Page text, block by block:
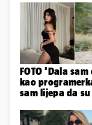
FOTO 'Dala sam
kao
sam lijepa da